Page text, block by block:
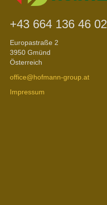
+43 664 136 46 02
Europastraße 2
3950 Gmünd
Österreich
office@hofmann-group.at
Impressum